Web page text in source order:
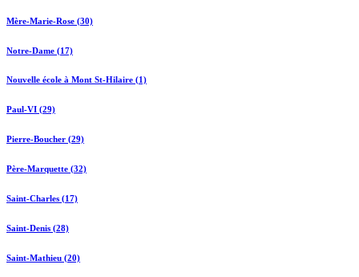
Mère-Marie-Rose (30)
Notre-Dame (17)
Nouvelle école à Mont St-Hilaire (1)
Paul-VI (29)
Pierre-Boucher (29)
Père-Marquette (32)
Saint-Charles (17)
Saint-Denis (28)
Saint-Mathieu (20)